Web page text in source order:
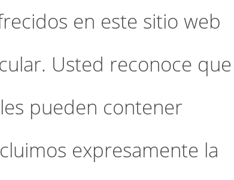
en este sitio web
Usted reconoce que
pueden contener
expresamente la